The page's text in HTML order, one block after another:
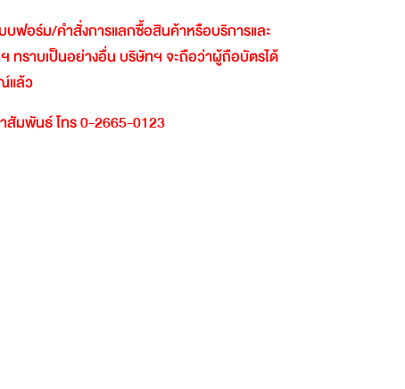
บฟอร์ม/คำสั่งการแลกซื้อสินค้าหรือบริการและ
ทราบเป็นอย่างอื่นบริษัทฯจะถือว่าผู้ถือบัตรได้
แล้ว
สัมพันธ์โทร0-2665-0123